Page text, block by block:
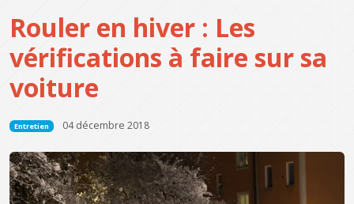
Rouler en hiver : Les
vérifications à faire sur sa
voiture
Entretien 04 décembre 2018